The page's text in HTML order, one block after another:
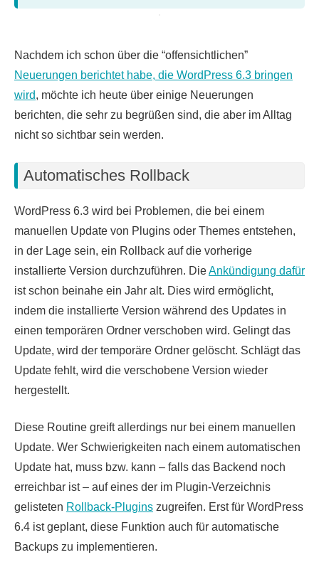
Nachdem ich schon über die “offensichtlichen”
Neuerungen berichtet habe, die WordPress 6.3 bringen
wird, möchte ich heute über einige Neuerungen
berichten, die sehr zu begrüßen sind, die aber im Alltag
nicht so sichtbar sein werden.
Automatisches Rollback
WordPress 6.3 wird bei Problemen, die bei einem
manuellen Update von Plugins oder Themes entstehen,
in der Lage sein, ein Rollback auf die vorherige
installierte Version durchzuführen. DieAnkündigung dafür
ist schon beinahe ein Jahr alt. Dies wird ermöglicht,
indem die installierte Version während des Updates in
einen temporären Ordner verschoben wird. Gelingt das
Update, wird der temporäre Ordner gelöscht. Schlägt das
Update fehlt, wird die verschobene Version wieder
hergestellt.
Diese Routine greift allerdings nur bei einem manuellen
Update. Wer Schwierigkeiten nach einem automatischen
Update hat, muss bzw. kann – falls das Backend noch
erreichbar ist – auf eines der im Plugin-Verzeichnis
gelisteten Rollback-Plugins zugreifen. Erst für WordPress
6.4 ist geplant, diese Funktion auch für automatische
Backups zu implementieren.